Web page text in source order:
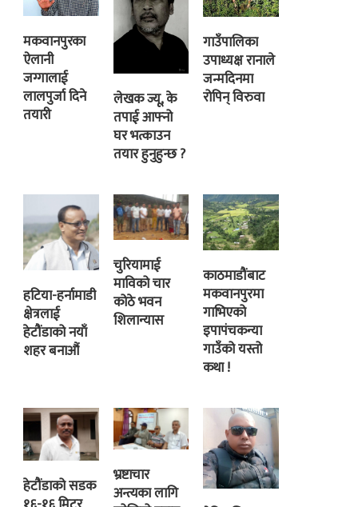
मकवानपुरका
ऐलानी
जग्गालाई
लालपुर्जा दिने
तयारी
लेखक ज्यू, के
तपाई आफ्नो
घर भत्काउन
तयार हुनुहुन्छ ?
गाउँपालिका
उपाध्यक्ष रानाले
जन्मदिनमा
रोपिन् विरुवा
हटिया-हर्नामाडी
क्षेत्रलाई
हेटौंडाको नयाँ
शहर बनाऔं
चुरियामाई
माविको चार
कोठे भवन
शिलान्यास
काठमाडौंबाट
मकवानपुरमा
गाभिएको
इपापंचकन्या
गाउँको यस्तो
कथा !
हेटौंडाको सडक
भ्रष्टाचार
अन्त्यका लागि